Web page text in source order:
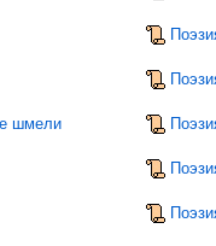
шмели